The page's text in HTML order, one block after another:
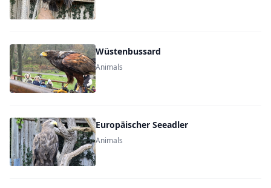
Wüstenbussard
Animals
Europäischer Seeadler
Animals